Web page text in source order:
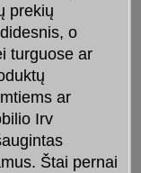
prekių
o
turguose ar
ar
Irv
Štai pernai